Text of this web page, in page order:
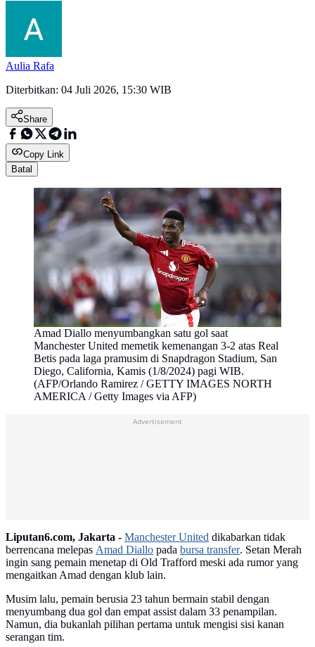
Aulia Rafa
Diterbitkan: 04 Juli 2026, 15:30 WIB
Share
Copy Link
Batal
Amad Diallo menyumbangkan satu gol saat
Manchester United memetik kemenangan 3-2 atas Real
Betis pada laga pramusim di Snapdragon Stadium, San
Diego, California, Kamis (1/8/2024) pagi WIB.
(AFP/Orlando Ramirez / GETTY IMAGES NORTH
AMERICA / Getty Images via AFP)
Advertisement
Liputan6.com, Jakarta - Manchester United dikabarkan tidak
berrencana melepas Amad Diallo pada bursa transfer. Setan Merah
ingin sang pemain menetap di Old Trafford meski ada rumor yang
mengaitkan Amad dengan klub lain.
Musim lalu, pemain berusia 23 tahun bermain stabil dengan
menyumbang dua gol dan empat assist dalam 33 penampilan.
Namun, dia bukanlah pilihan pertama untuk mengisi sisi kanan
serangan tim.